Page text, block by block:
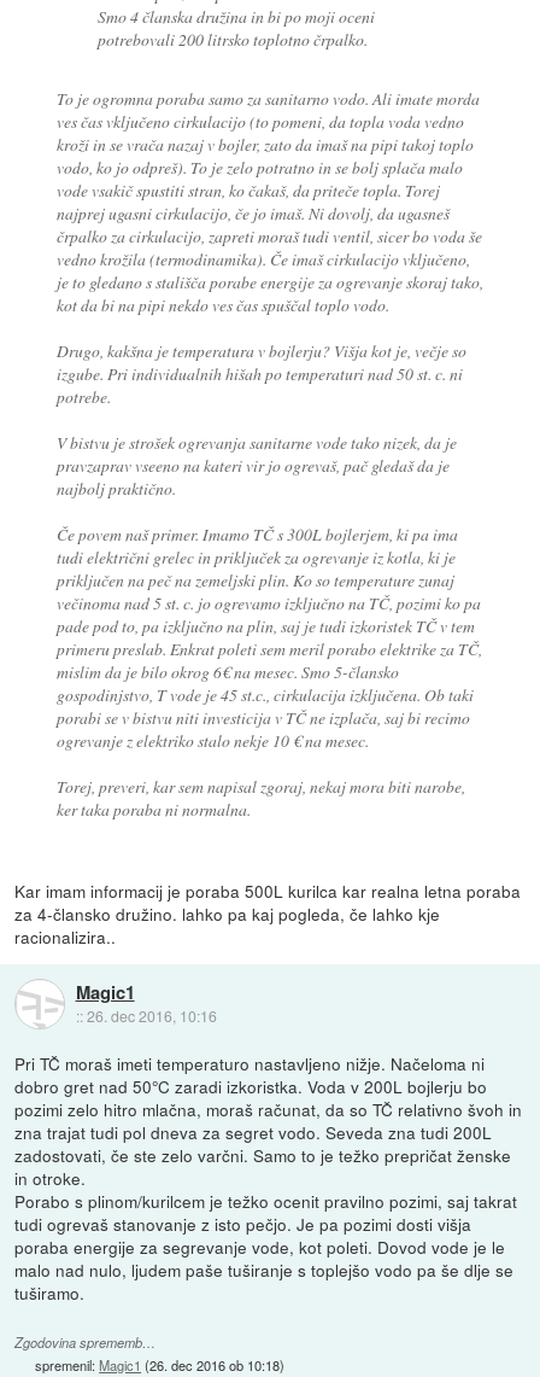
Smo 4 članska družina in bi po moji oceni
potrebovali 200 litrsko toplotno črpalko.
To je ogromna poraba samo za sanitarno vodo. Ali imate morda
ves čas vključeno cirkulacijo (to pomeni, da topla voda vedno
kroži in se vrača nazaj v bojler, zato da imaš na pipi takoj toplo
vodo, ko jo odpreš). To je zelo potratno in se bolj splača malo
vode vsakič spustiti stran, ko čakaš, da priteče topla. Torej
najprej ugasni cirkulacijo, če jo imaš. Ni dovolj, da ugasneš
črpalko za cirkulacijo, zapreti moraš tudi ventil, sicer bo voda še
vedno krožila (termodinamika). Če imaš cirkulacijo vključeno,
je to gledano s stališča porabe energije za ogrevanje skoraj tako,
kot da bi na pipi nekdo ves čas spuščal toplo vodo.
Drugo, kakšna je temperatura v bojlerju? Višja kot je, večje so
izgube. Pri individualnih hišah po temperaturi nad 50 st. c. ni
potrebe.
V bistvu je strošek ogrevanja sanitarne vode tako nizek, da je
pravzaprav vseeno na kateri vir jo ogrevaš, pač gledaš da je
najbolj praktično.
Če povem naš primer. Imamo TČ s 300L bojlerjem, ki pa ima
tudi električni grelec in priključek za ogrevanje iz kotla, ki je
priključen na peč na zemeljski plin. Ko so temperature zunaj
večinoma nad 5 st. c. jo ogrevamo izključno na TČ, pozimi ko pa
pade pod to, pa izključno na plin, saj je tudi izkoristek TČ v tem
primeru preslab. Enkrat poleti sem meril porabo elektrike za TČ,
mislim da je bilo okrog 6€ na mesec. Smo 5-člansko
gospodinjstvo, T vode je 45 st.c., cirkulacija izključena. Ob taki
porabi se v bistvu niti investicija v TČ ne izplača, saj bi recimo
ogrevanje z elektriko stalo nekje 10 € na mesec.
Torej, preveri, kar sem napisal zgoraj, nekaj mora biti narobe,
ker taka poraba ni normalna.
Kar imam informacij je poraba 500L kurilca kar realna letna poraba
za 4-člansko družino. lahko pa kaj pogleda, če lahko kje
racionalizira..
Magic1
::26. dec 2016, 10:16
Pri TČ moraš imeti temperaturo nastavljeno nižje. Načeloma ni
dobro gret nad 50°C zaradi izkoristka. Voda v 200L bojlerju bo
pozimi zelo hitro mlačna, moraš računat, da so TČ relativno švoh in
zna trajat tudi pol dneva za segret vodo. Seveda zna tudi 200L
zadostovati, če ste zelo varčni. Samo to je težko prepričat ženske
in otroke.
Porabo s plinom/kurilcem je težko ocenit pravilno pozimi, saj takrat
tudi ogrevaš stanovanje z isto pečjo. Je pa pozimi dosti višja
poraba energije za segrevanje vode, kot poleti. Dovod vode je le
malo nad nulo, ljudem paše tuširanje s toplejšo vodo pa še dlje se
tuširamo.
Zgodovina sprememb…
spremenil:Magic1 (26. dec 2016 ob 10:18)